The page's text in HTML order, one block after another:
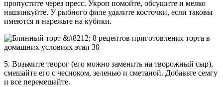
пропустите через пресс. Укроп помойте, обсушите и мелко
нашинкуйте. У рыбного филе удалите косточки, если таковы
имеются и нарежьте на кубики.
5. Возьмите творог (его можно заменить на творожный сыр),
смешайте его с чесноком, зеленью и сметаной. Добавьте семгу
и все перемешайте.